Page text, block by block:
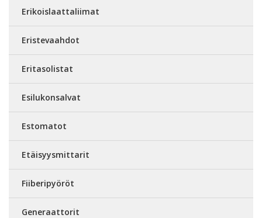
Erikoislaattaliimat
Eristevaahdot
Eritasolistat
Esilukonsalvat
Estomatot
Etäisyysmittarit
Fiiberipyöröt
Generaattorit